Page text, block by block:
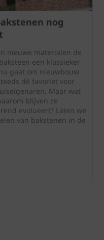
nog
nieuwe materialen de
een klassieker
gaat om nieuwbouw
dé favoriet voor
Maar wat
blijven ze
evolueert? Laten we
van bakstenen in de